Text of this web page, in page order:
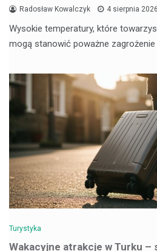
Radosław Kowalczyk 4 sierpnia 2026
Wysokie temperatury, które
mogą stanowić poważne
Turystyka
Wakacyjne atrakcje w Turku –